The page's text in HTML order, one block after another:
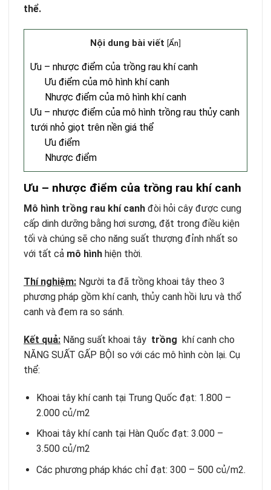
thể.
Nội dung bài viết [Ẩn]
Ưu – nhược điểm của trồng rau khí canh
Ưu điểm của mô hình khí canh
Nhược điểm của mô hình khí canh
Ưu – nhược điểm của mô hình trồng rau thủy canh
tưới nhỏ giọt trên nền giá thể
Ưu điểm
Nhược điểm
Ưu – nhược điểm của trồng rau khí canh
Mô hình trồng rau khí canh đòi hỏi cây được cung
cấp dinh dưỡng bằng hơi sương, đặt trong điều kiện
tối và chúng sẽ cho năng suất thượng đỉnh nhất so
với tất cả mô hình hiện thời.
Thí nghiệm: Người ta đã trồng khoai tây theo 3
phương pháp gồm khí canh, thủy canh hồi lưu và thổ
canh và đem ra so sánh.
Kết quả: Năng suất khoai tây trồng khí canh cho
NĂNG SUẤT GẤP BỘI so với các mô hình còn lại. Cụ
thể:
Khoai tây khí canh tại Trung Quốc đạt: 1.800 –
2.000 củ/m2
Khoai tây khí canh tại Hàn Quốc đạt: 3.000 –
3.500 củ/m2
Các phương pháp khác chỉ đạt: 300 – 500 củ/m2.